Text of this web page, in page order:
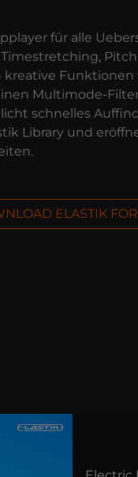
für alle
kreative Funktionen
Multimode-
schnelles
Library und
ELASTIK